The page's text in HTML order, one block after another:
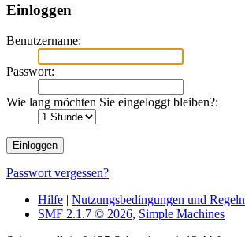
Einloggen
Benutzername:
Passwort:
Wie lang möchten Sie eingeloggt bleiben?:
Passwort vergessen?
Hilfe | Nutzungsbedingungen und Regeln
SMF 2.1.7 © 2026, Simple Machines